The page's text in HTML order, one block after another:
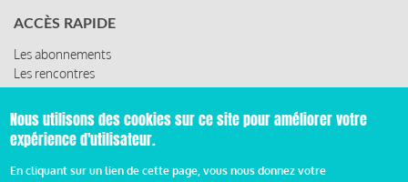
ACCÈS RAPIDE
Les abonnements
Les rencontres
Les ressources
© 2019 Miroir Social - Réalisé parCafffeine
Nous utilisons des cookies sur ce site pour améliorer votre
expérience d'utilisateur.
En cliquant sur un lien de cette page, vous nous donnez votre